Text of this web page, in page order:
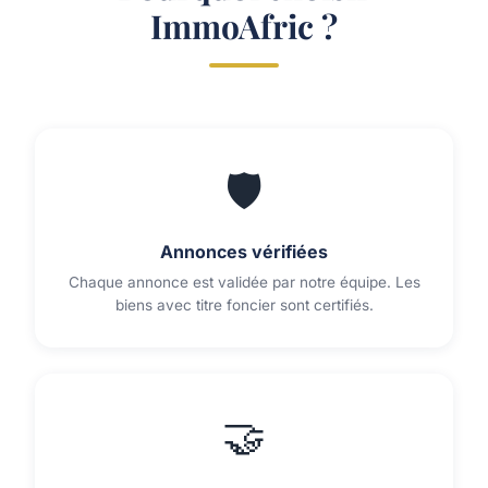
ImmoAfric ?
🛡️
Annonces vérifiées
Chaque annonce est validée par notre équipe. Les
biens avec titre foncier sont certifiés.
🤝